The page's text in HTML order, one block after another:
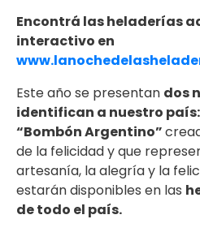
Encontrá las heladerías
interactivo en
Este año se presentan dos
identifican a nuestro país:
“Bombón Argentino”
de la felicidad y que
artesanía, la alegría y la
estarán disponibles en las
de todo el país.